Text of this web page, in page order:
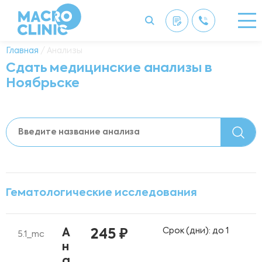
Главная / Анализы
Сдать медицинские анализы в
Ноябрьске
Гематологические исследования
5.1_mc
А
н
245 ₽ Срок (дни): до 1